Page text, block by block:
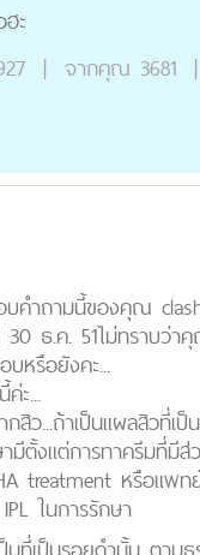
ะ
| จากคุณ 3681 |
คำถามนี้ของคุณ
30 ธ.ค. 51ไม่ทราบว่
บหรือยังคะ...
ะ...
สิว...ถ้าเป็นแผลสิวที่เ
มีตั้งแต่การทาครีมที่มีส่
treatment หรือแพท
ในการรักษา